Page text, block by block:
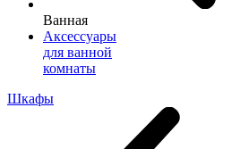
Ванная
Аксессуары
для ванной
комнаты
Шкафы